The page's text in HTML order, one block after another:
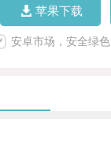
苹果下载
安卓市场，安全绿色